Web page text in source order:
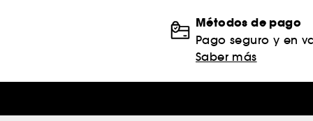
Métodos de pago
Pago seguro y en
Saber más